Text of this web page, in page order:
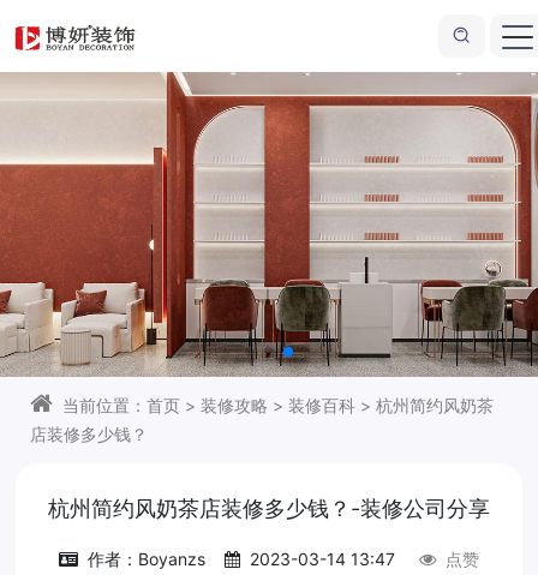
一站式商业店铺装修
铺装修更省心省力 海量效果图供您参考
当前位置：首页 > 装修攻略 > 装修百科 >杭州简约风奶茶
店装修多少钱？
杭州简约风奶茶店装修多少钱？-装修公司分享
作者：Boyanzs 2023-03-14 13:47
点赞